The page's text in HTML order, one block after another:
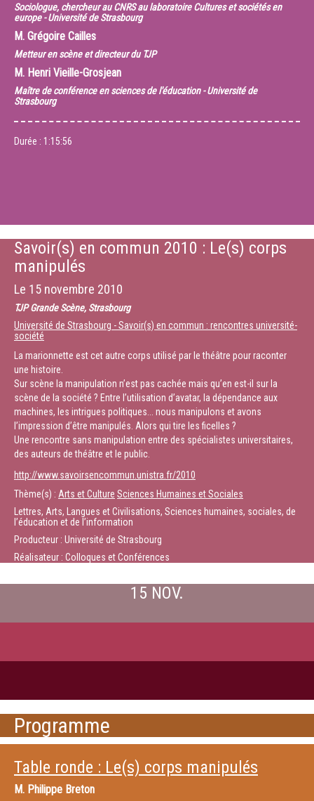
Sociologue, chercheur au CNRS au laboratoire Cultures et sociétés en
europe - Université de Strasbourg
M. Grégoire Cailles
Metteur en scène et directeur du TJP
M. Henri Vieille-Grosjean
Maître de conférence en sciences de l'éducation - Université de
Strasbourg
Durée : 1:15:56
Savoir(s) en commun 2010 : Le(s) corps
manipulés
Le 15 novembre 2010
TJP Grande Scène, Strasbourg
Université de Strasbourg - Savoir(s) en commun : rencontres université-
société
La marionnette est cet autre corps utilisé par le théâtre pour raconter
une histoire.
Sur scène la manipulation n’est pas cachée mais qu’en est-il sur la
scène de la société ? Entre l’utilisation d’avatar, la dépendance aux
machines, les intrigues politiques... nous manipulons et avons
l’impression d’être manipulés. Alors qui tire les ficelles ?
Une rencontre sans manipulation entre des spécialistes universitaires,
des auteurs de théâtre et le public.
http://www.savoirsencommun.unistra.fr/2010
Thème(s) : Arts et Culture Sciences Humaines et Sociales
Lettres, Arts, Langues et Civilisations, Sciences humaines, sociales, de
l’éducation et de l’information
Producteur : Université de Strasbourg
Réalisateur : Colloques et Conférences
15 NOV.
Programme
Table ronde : Le(s) corps manipulés
M. Philippe Breton